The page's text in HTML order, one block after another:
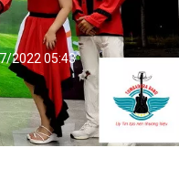
2022 05:43